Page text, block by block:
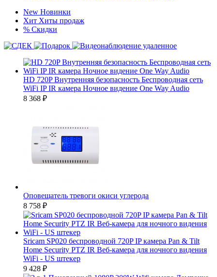
New Новинки
Хит Хиты продаж
% Скидки
HD 720P Внутренняя безопасность Беспроводная сеть
WiFi IP IR камера Ночное видение One Way Audio
8 368 ₽
Оповещатель тревоги окиси углерода
8 758 ₽
Sricam SP020 беспроводной 720P IP камера Pan & Tilt
Home Security PTZ IR Веб-камера для ночного видения
WiFi - US штекер
9 428 ₽